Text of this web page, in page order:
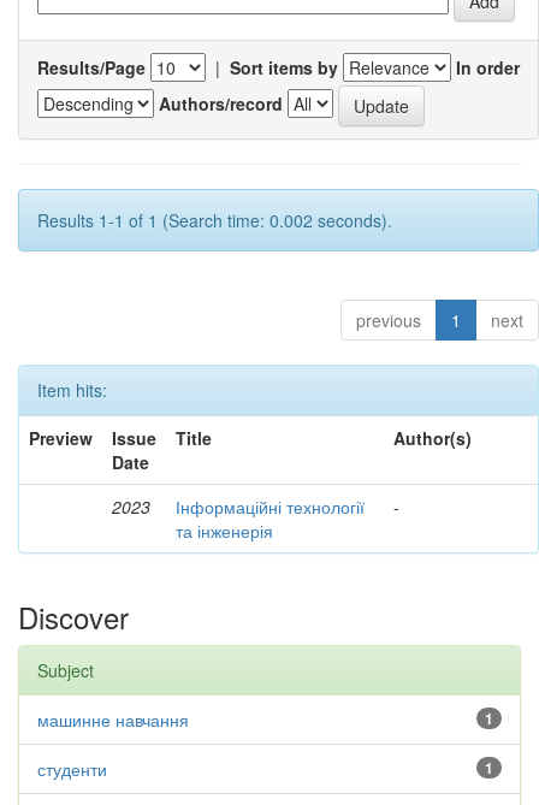
Results/Page | Sort items by
In order
Authors/record
Results 1-1 of 1 (Search time: 0.002 seconds).
previous 1 next
Item hits:
Preview
Issue
Date
Title Author(s)
2023
Інформаційні технології
та інженерія
-
Discover
Subject
1
машинне навчання
1
студенти